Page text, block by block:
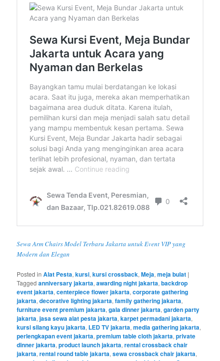
Sewa Arm Chairs Model Terbaru Jakarta untuk Event VIP yang
Modern dan Elegan
Posted in Alat Pesta,kursi,kursi crossback,Meja,meja bulat |
Tagged anniversary jakarta,awarding night jakarta,backdrop
event jakarta,centerpiece flower jakarta,corporate gathering
jakarta,decorative lighting jakarta,family gathering jakarta,
furniture event premium jakarta,gala dinner jakarta,garden party
jakarta,jasa sewa alat pesta jakarta,karpet permadani jakarta,
kursi silang kayu jakarta, LED TV jakarta,media gathering jakarta,
perlengkapan event jakarta,premium table cloth jakarta,private
dinner jakarta,product launch jakarta,rental crossback chair
jakarta,rental round table jakarta,sewa crossback chair jakarta,